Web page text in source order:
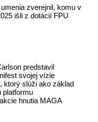
zverejnil, komu v
išli z dotácií FPU
predstavil
svojej vízie
ktorý slúži ako základ
platformu
hnutia MAGA